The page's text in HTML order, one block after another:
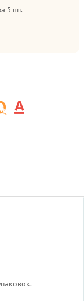
5 шт.